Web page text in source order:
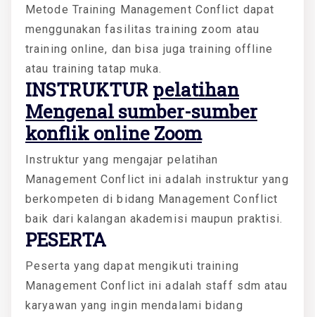
Metode Training Management Conflict dapat
menggunakan fasilitas training zoom atau
training online, dan bisa juga training offline
atau training tatap muka.
INSTRUKTUR pelatihan
Mengenal sumber-sumber
konflik online Zoom
Instruktur yang mengajar pelatihan
Management Conflict ini adalah instruktur yang
berkompeten di bidang Management Conflict
baik dari kalangan akademisi maupun praktisi.
PESERTA
Peserta yang dapat mengikuti training
Management Conflict ini adalah staff sdm atau
karyawan yang ingin mendalami bidang